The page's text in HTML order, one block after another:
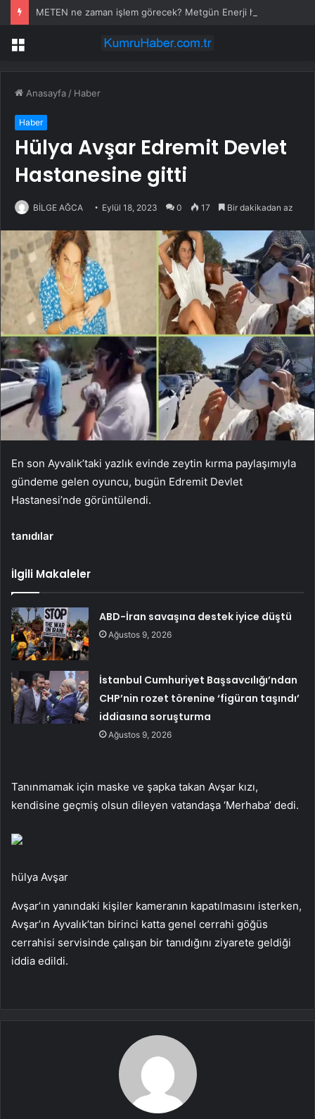
Menü
Anasayfa / Haber
Haber
Hülya Avşar Edremit Devlet
Hastanesine gitti
BİLGE AĞCA Eylül 18, 2023 0 17 Bir dakikadan az
En son Ayvalık’taki yazlık evinde zeytin kırma paylaşımıyla
gündeme gelen oyuncu, bugün Edremit Devlet
Hastanesi’nde görüntülendi.
tanıdılar
İlgili Makaleler
ABD-İran savaşına destek iyice düştü
Ağustos 9, 2026
İstanbul Cumhuriyet Başsavcılığı’ndan
CHP’nin rozet törenine ‘figüran taşındı’
iddiasına soruşturma
Ağustos 9, 2026
Tanınmamak için maske ve şapka takan Avşar kızı,
kendisine geçmiş olsun dileyen vatandaşa ‘Merhaba’ dedi.
hülya Avşar
Avşar’ın yanındaki kişiler kameranın kapatılmasını isterken,
Avşar’ın Ayvalık’tan birinci katta genel cerrahi göğüs
cerrahisi servisinde çalışan bir tanıdığını ziyarete geldiği
iddia edildi.